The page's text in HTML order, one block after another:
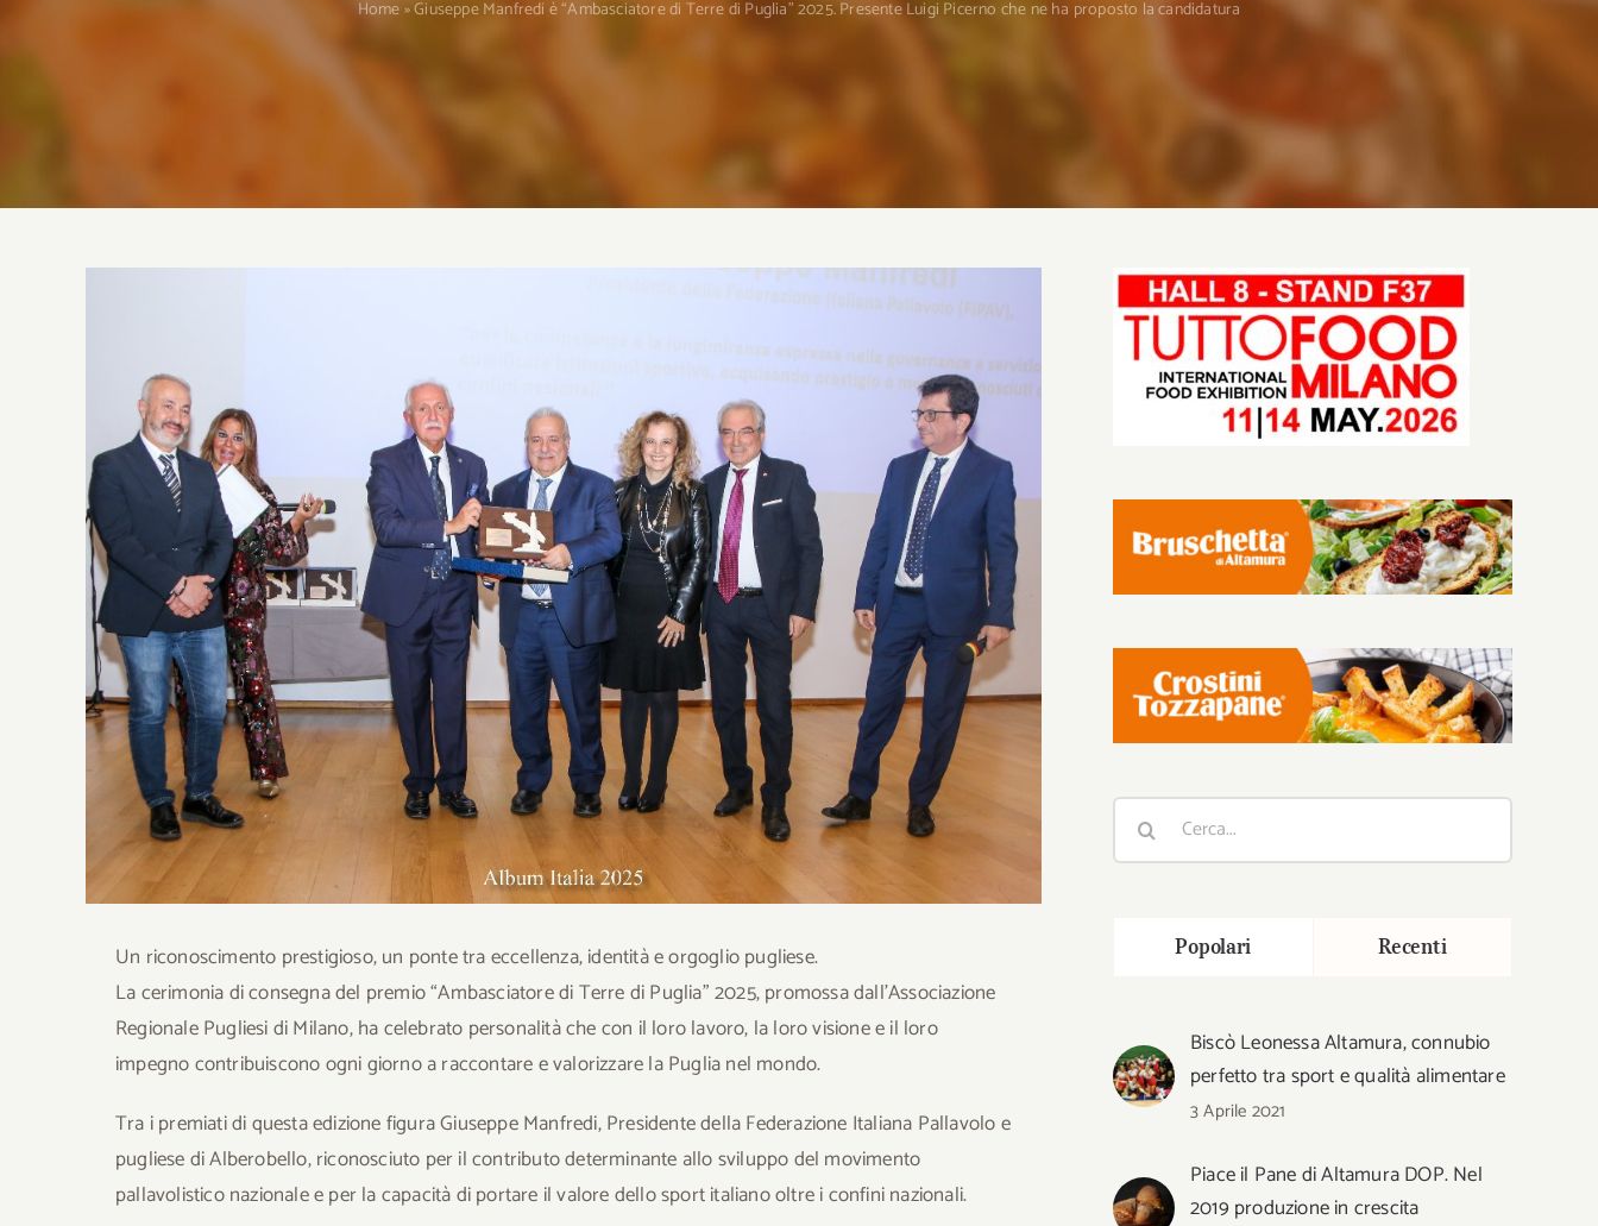
Home»Giuseppe Manfredi è “Ambasciatore di Terre di Puglia” 2025. Presente Luigi Picerno che ne ha proposto la candidatura
Un riconoscimento prestigioso, un ponte tra eccellenza, identità e orgoglio pugliese.
La cerimonia di consegna del premio “Ambasciatore di Terre di Puglia” 2025, promossa dall’Associazione
Regionale Pugliesi di Milano, ha celebrato personalità che con il loro lavoro, la loro visione e il loro
impegno contribuiscono ogni giorno a raccontare e valorizzare la Puglia nel mondo.
Tra i premiati di questa edizione figura Giuseppe Manfredi, Presidente della Federazione Italiana Pallavolo e
pugliese di Alberobello, riconosciuto per il contributo determinante allo sviluppo del movimento
pallavolistico nazionale e per la capacità di portare il valore dello sport italiano oltre i confini nazionali.
Cerca
per:
Popolari Recenti
Biscò Leonessa Altamura, connubio
perfetto tra sport e qualità alimentare
3 Aprile 2021
Piace il Pane di Altamura DOP. Nel
2019 produzione in crescita